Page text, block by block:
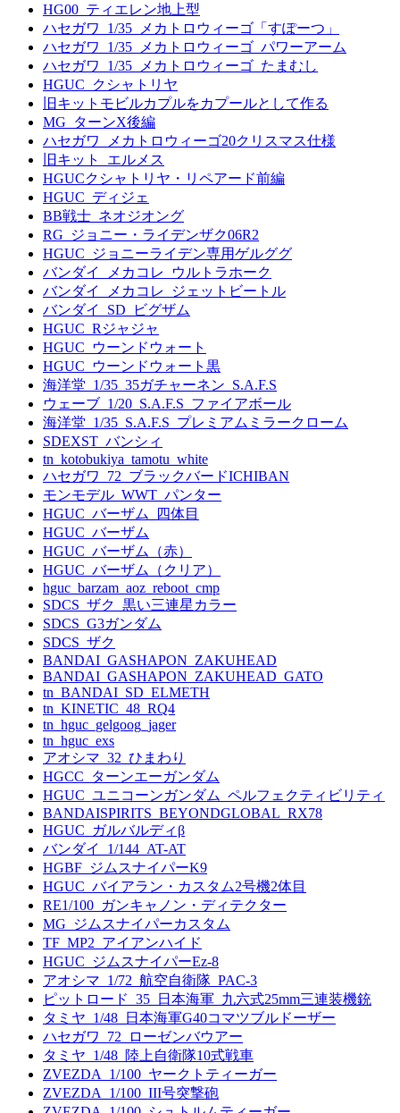
HG00_ティエレン地上型
ハセガワ_1/35_メカトロウィーゴ「すぽーつ」
ハセガワ_1/35_メカトロウィーゴ_パワーアーム
ハセガワ_1/35_メカトロウィーゴ_たまむし
HGUC_クシャトリヤ
旧キットモビルカプルをカプールとして作る
MG_ターンX後編
ハセガワ_メカトロウィーゴ20クリスマス仕様
旧キット_エルメス
HGUCクシャトリヤ・リペアード前編
HGUC_ディジェ
BB戦士_ネオジオング
RG_ジョニー・ライデンザク06R2
HGUC_ジョニーライデン専用ゲルググ
バンダイ_メカコレ_ウルトラホーク
バンダイ_メカコレ_ジェットビートル
バンダイ_SD_ビグザム
HGUC_Rジャジャ
HGUC_ウーンドウォート
HGUC_ウーンドウォート黒
海洋堂_1/35_35ガチャーネン_S.A.F.S
ウェーブ_1/20_S.A.F.S_ファイアボール
海洋堂_1/35_S.A.F.S_プレミアムミラークローム
SDEXST_バンシィ
tn_kotobukiya_tamotu_white
ハセガワ_72_ブラックバードICHIBAN
モンモデル_WWT_パンター
HGUC_バーザム_四体目
HGUC_バーザム
HGUC_バーザム（赤）
HGUC_バーザム（クリア）
hguc_barzam_aoz_reboot_cmp
SDCS_ザク_黒い三連星カラー
SDCS_G3ガンダム
SDCS_ザク
BANDAI_GASHAPON_ZAKUHEAD
BANDAI_GASHAPON_ZAKUHEAD_GATO
tn_BANDAI_SD_ELMETH
tn_KINETIC_48_RQ4
tn_hguc_gelgoog_jager
tn_hguc_exs
アオシマ_32_ひまわり
HGCC_ターンエーガンダム
HGUC_ユニコーンガンダム_ペルフェクティビリティ
BANDAISPIRITS_BEYONDGLOBAL_RX78
HGUC_ガルバルディβ
バンダイ_1/144_AT-AT
HGBF_ジムスナイパーK9
HGUC_バイアラン・カスタム2号機2体目
RE1/100_ガンキャノン・ディテクター
MG_ジムスナイパーカスタム
TF_MP2_アイアンハイド
HGUC_ジムスナイパーEz-8
アオシマ_1/72_航空自衛隊_PAC-3
ピットロード_35_日本海軍_九六式25mm三連装機銃
タミヤ_1/48_日本海軍G40コマツブルドーザー
ハセガワ_72_ローゼンバウアー
タミヤ_1/48_陸上自衛隊10式戦車
ZVEZDA_1/100_ヤークトティーガー
ZVEZDA_1/100_III号突撃砲